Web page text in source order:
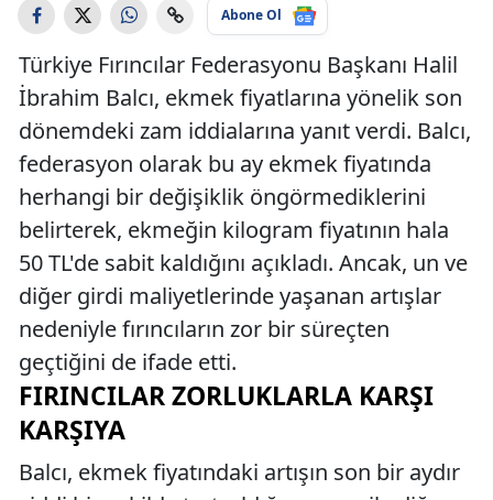
Abone Ol
Türkiye Fırıncılar Federasyonu Başkanı Halil
İbrahim Balcı, ekmek fiyatlarına yönelik son
dönemdeki zam iddialarına yanıt verdi. Balcı,
federasyon olarak bu ay ekmek fiyatında
herhangi bir değişiklik öngörmediklerini
belirterek, ekmeğin kilogram fiyatının hala
50 TL'de sabit kaldığını açıkladı. Ancak, un ve
diğer girdi maliyetlerinde yaşanan artışlar
nedeniyle fırıncıların zor bir süreçten
geçtiğini de ifade etti.
FIRINCILAR ZORLUKLARLA KARŞI
KARŞIYA
Balcı, ekmek fiyatındaki artışın son bir aydır